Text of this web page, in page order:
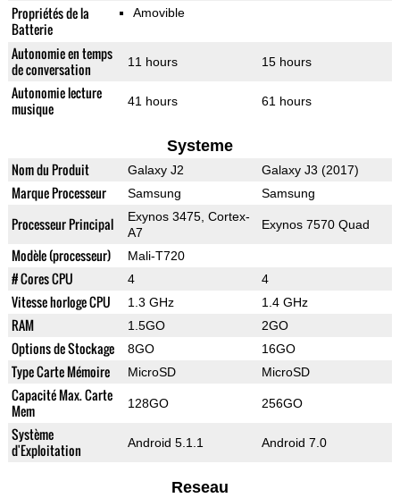
Propriétés de la
Batterie
Amovible
Autonomie en temps
de conversation
11 hours 15 hours
Autonomie lecture
musique
41 hours 61 hours
Systeme
Nom du Produit Galaxy J2 Galaxy J3 (2017)
Marque Processeur Samsung Samsung
Processeur Principal
Exynos 3475, Cortex-
A7
Exynos 7570 Quad
Modèle (processeur) Mali-T720
# Cores CPU 4 4
Vitesse horloge CPU 1.3 GHz 1.4 GHz
RAM 1.5GO 2GO
Options de Stockage 8GO 16GO
Type Carte Mémoire MicroSD MicroSD
Capacité Max. Carte
Mem
128GO 256GO
Système
d'Exploitation
Android 5.1.1 Android 7.0
Reseau